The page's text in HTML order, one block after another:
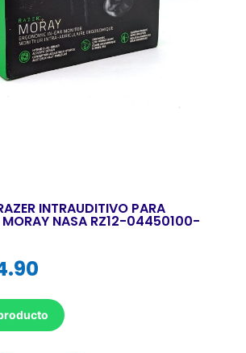
INTRAUDITIVO PARA
MORAY NASA RZ12-04450100-